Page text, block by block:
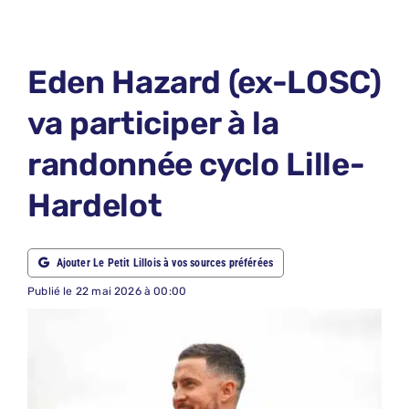
ABONNEMENTS
NOUS CONTACTER
NOUS SUIVRE
Rechercher:
Eden Hazard (ex-LOSC)
va participer à la
randonnée cyclo Lille-
Hardelot
Ajouter Le Petit Lillois à vos sources préférées
Publié le 22 mai 2026 à 00:00